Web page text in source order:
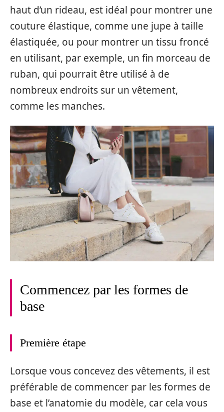
haut d’un rideau, est idéal pour montrer une
couture élastique, comme une jupe à taille
élastiquée, ou pour montrer un tissu froncé
en utilisant, par exemple, un fin morceau de
ruban, qui pourrait être utilisé à de
nombreux endroits sur un vêtement,
comme les manches.
Commencez par les formes de
base
Première étape
Lorsque vous concevez des vêtements, il est
préférable de commencer par les formes de
base et l’anatomie du modèle, car cela vous